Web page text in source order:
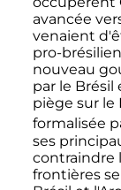
avancée
venaient
pro-
nouveau
par le
piège sur le
formalisée
ses
contraindre
frontières